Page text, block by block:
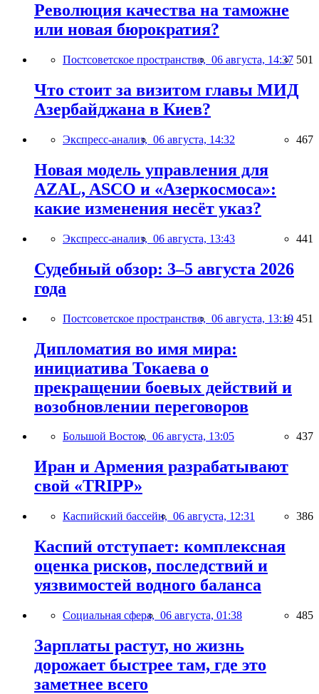
Революция качества на таможне
или новая бюрократия?
Постсоветское пространство, 06 августа, 14:37 501
Что стоит за визитом главы МИД
Азербайджана в Киев?
Экспресс-анализ, 06 августа, 14:32 467
Новая модель управления для
AZAL, ASCO и «Азеркосмоса»:
какие изменения несёт указ?
Экспресс-анализ, 06 августа, 13:43 441
Судебный обзор: 3–5 августа 2026
года
Постсоветское пространство, 06 августа, 13:19 451
Дипломатия во имя мира:
инициатива Токаева о
прекращении боевых действий и
возобновлении переговоров
Большой Восток, 06 августа, 13:05 437
Иран и Армения разрабатывают
свой «TRIPP»
Каспийский бассейн, 06 августа, 12:31 386
Каспий отступает: комплексная
оценка рисков, последствий и
уязвимостей водного баланса
Социальная сфера, 06 августа, 01:38 485
Зарплаты растут, но жизнь
дорожает быстрее там, где это
заметнее всего